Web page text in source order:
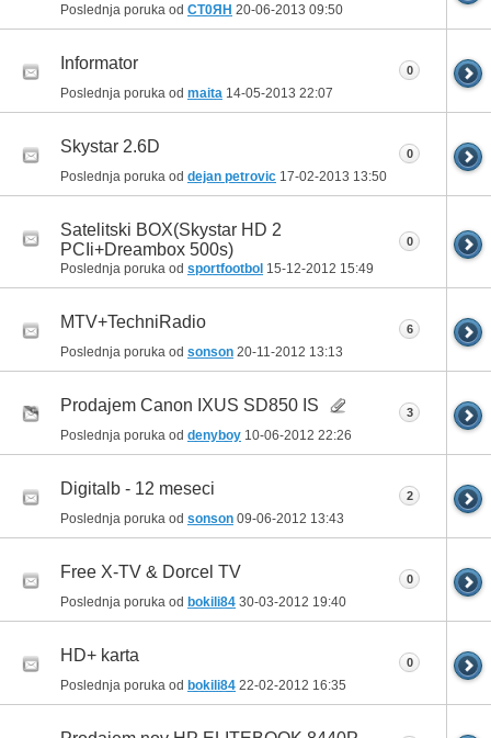
Poslednja poruka od CT0ЯH 20-06-2013 09:50
Informator
Poslednja poruka od maita 14-05-2013 22:07
0
Skystar 2.6D
Poslednja poruka od dejan petrovic 17-02-2013 13:50
0
Satelitski BOX(Skystar HD 2
PCIi+Dreambox 500s)
Poslednja poruka od sportfootbol 15-12-2012 15:49
0
MTV+TechniRadio
Poslednja poruka od sonson 20-11-2012 13:13
6
Prodajem Canon IXUS SD850 IS
Poslednja poruka od denyboy 10-06-2012 22:26
3
Digitalb - 12 meseci
Poslednja poruka od sonson 09-06-2012 13:43
2
Free X-TV & Dorcel TV
Poslednja poruka od bokili84 30-03-2012 19:40
0
HD+ karta
Poslednja poruka od bokili84 22-02-2012 16:35
0